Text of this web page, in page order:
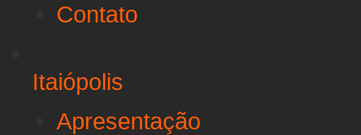
Contato
Itaiópolis
Apresentação